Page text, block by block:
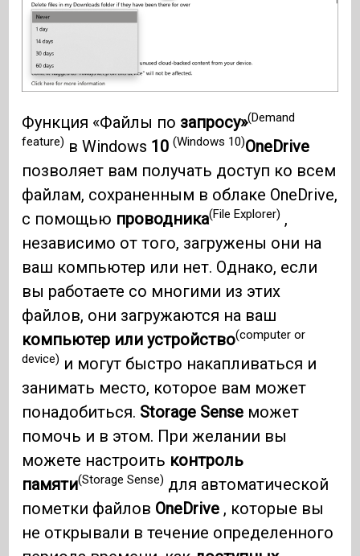
Функция «Файлы по запросу»(Demand
feature) в Windows 10(Windows 10)OneDrive
позволяет вам получать доступ ко всем
файлам, сохраненным в облаке OneDrive,
с помощью проводника(File Explorer) ,
независимо от того, загружены они на
ваш компьютер или нет. Однако, если
вы работаете со многими из этих
файлов, они загружаются на ваш
компьютер или устройство(computer or
device) и могут быстро накапливаться и
занимать место, которое вам может
понадобиться. Storage Sense может
помочь и в этом. При желании вы
можете настроить контроль
памяти(Storage Sense) для автоматической
пометки файлов OneDrive , которые вы
не открывали в течение определенного